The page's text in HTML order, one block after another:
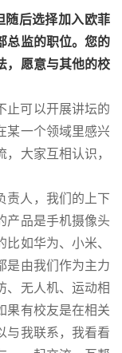
随后选择加入欧菲
总监的职位。您的
，愿意与其他的校
止可以开展讲坛的
某一个领域里感兴
大家互相认识，
责人，我们的上下
产品是手机摄像头
如华为、小米、
是由我们作为主力
、无人机、运动相
果有校友是在相关
与我联系，我看看